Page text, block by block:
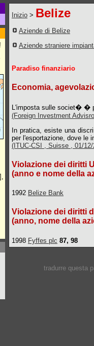
],
Inizio > Belize
Aziende di Belize
Aziende straniere
Paradiso finanziario
Economia,
L'imposta sulle societ� �
(Foreign Investment
In pratica, esiste una
per l'esportazione, dove le
(ITUC-CSI , Suisse , 01/
Violazione dei diritti
(anno e nome della
1992 Belize Bank
Violazione dei diritti
(anno, nome della
1998 Fyffes plc 87, 98
tradurre questa